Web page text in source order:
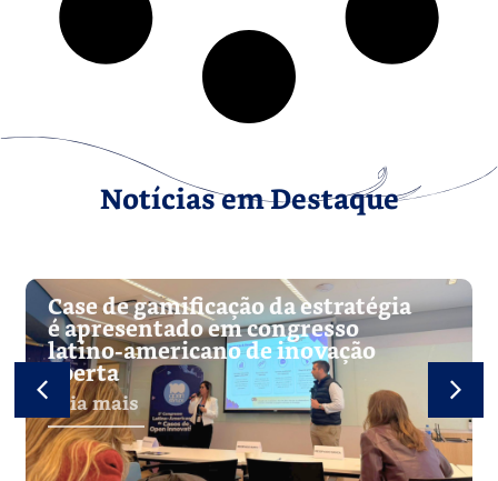
Notícias em Destaque
Case de gamificação da estratégia
é apresentado em congresso
latino-americano de inovação
aberta
Leia mais